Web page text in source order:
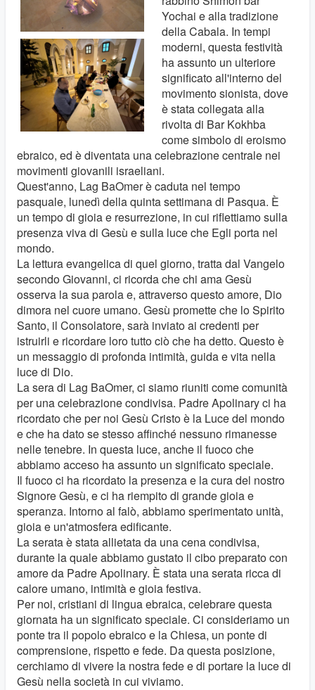
Yochai e alla tradizione
della Cabala. In tempi
moderni, questa festività
ha assunto un ulteriore
significato all'interno del
movimento sionista, dove
è stata collegata alla
rivolta di Bar Kokhba
come simbolo di eroismo
ebraico, ed è diventata una celebrazione centrale nei
movimenti giovanili israeliani.
Quest'anno, Lag BaOmer è caduta nel tempo
pasquale, lunedì della quinta settimana di Pasqua. È
un tempo di gioia e resurrezione, in cui riflettiamo sulla
presenza viva di Gesù e sulla luce che Egli porta nel
mondo.
La lettura evangelica di quel giorno, tratta dal Vangelo
secondo Giovanni, ci ricorda che chi ama Gesù
osserva la sua parola e, attraverso questo amore, Dio
dimora nel cuore umano. Gesù promette che lo Spirito
Santo, il Consolatore, sarà inviato ai credenti per
istruirli e ricordare loro tutto ciò che ha detto. Questo è
un messaggio di profonda intimità, guida e vita nella
luce di Dio.
La sera di Lag BaOmer, ci siamo riuniti come comunità
per una celebrazione condivisa. Padre Apolinary ci ha
ricordato che per noi Gesù Cristo è la Luce del mondo
e che ha dato se stesso affinché nessuno rimanesse
nelle tenebre. In questa luce, anche il fuoco che
abbiamo acceso ha assunto un significato speciale.
Il fuoco ci ha ricordato la presenza e la cura del nostro
Signore Gesù, e ci ha riempito di grande gioia e
speranza. Intorno al falò, abbiamo sperimentato unità,
gioia e un'atmosfera edificante.
La serata è stata allietata da una cena condivisa,
durante la quale abbiamo gustato il cibo preparato con
amore da Padre Apolinary. È stata una serata ricca di
calore umano, intimità e gioia festiva.
Per noi, cristiani di lingua ebraica, celebrare questa
giornata ha un significato speciale. Ci consideriamo un
ponte tra il popolo ebraico e la Chiesa, un ponte di
comprensione, rispetto e fede. Da questa posizione,
cerchiamo di vivere la nostra fede e di portare la luce di
Gesù nella società in cui viviamo.